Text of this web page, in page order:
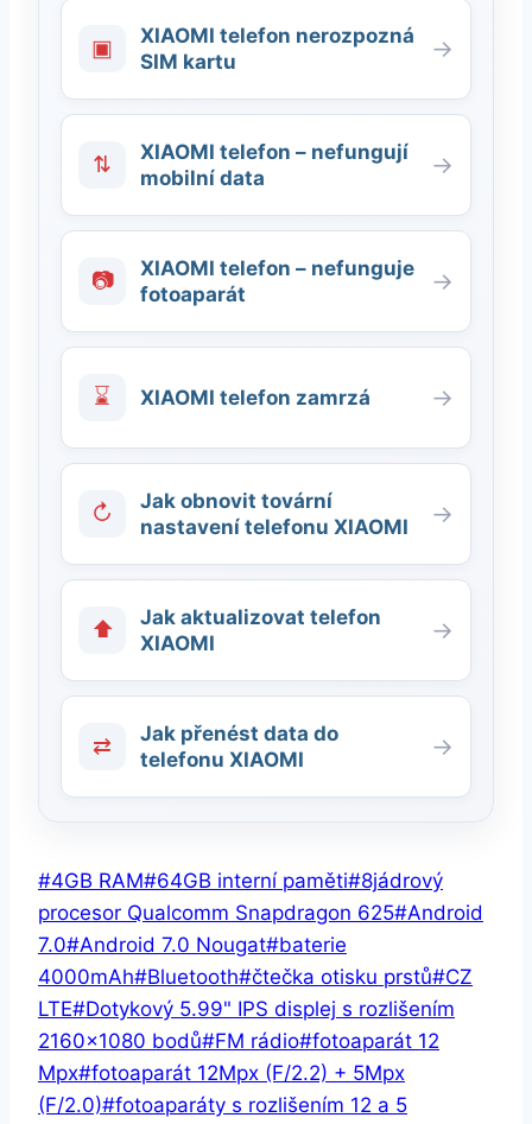
▣
XIAOMI telefon nerozpozná
SIM kartu
→
⇅
XIAOMI telefon – nefungují
mobilní data
→
📷
XIAOMI telefon – nefunguje
fotoaparát
→
⌛ XIAOMI telefon zamrzá →
↻
Jak obnovit tovární
nastavení telefonu XIAOMI
→
⬆
Jak aktualizovat telefon
XIAOMI
→
⇄
Jak přenést data do
telefonu XIAOMI
→
Štítky
příspěvků:
#4GB RAM#64GB interní paměti#8jádrový
procesor Qualcomm Snapdragon 625#Android
7.0#Android 7.0 Nougat#baterie
4000mAh#Bluetooth#čtečka otisku prstů#CZ
LTE#Dotykový 5.99" IPS displej s rozlišením
2160×1080 bodů#FM rádio#fotoaparát 12
Mpx#fotoaparát 12Mpx (F/2.2) + 5Mpx
(F/2.0)#fotoaparáty s rozlišením 12 a 5